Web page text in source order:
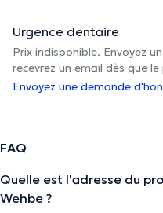
Urgence dentaire
Prix indisponible. Envoyez
recevrez un email dès que
Envoyez une demande
FAQ
Quelle est l'adresse du
Wehbe ?